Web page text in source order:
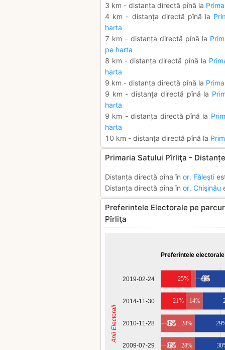
3 km - distanța directă pînă la
4 km - distanța directă pînă la
harta
7 km - distanța directă pînă la
pe harta
8 km - distanța directă pînă la
harta
9 km - distanța directă pînă la
9 km - distanța directă pînă la
harta
9 km - distanța directă pînă la
harta
10 km - distanța directă pînă la
Primaria Satului Pîrliţa -
Distanța directă pîna în or. Făleşti
Distanța directă pîna în or. Chişinău
Preferintele Electorale pe
Pîrliţa
Preferintele
2019-02-24
2014-11-30
2010-11-28
2009-07-29
25%
21%
0%
0%
0%
0%
4%
4%
14%
28%
28%
Anii Electorali